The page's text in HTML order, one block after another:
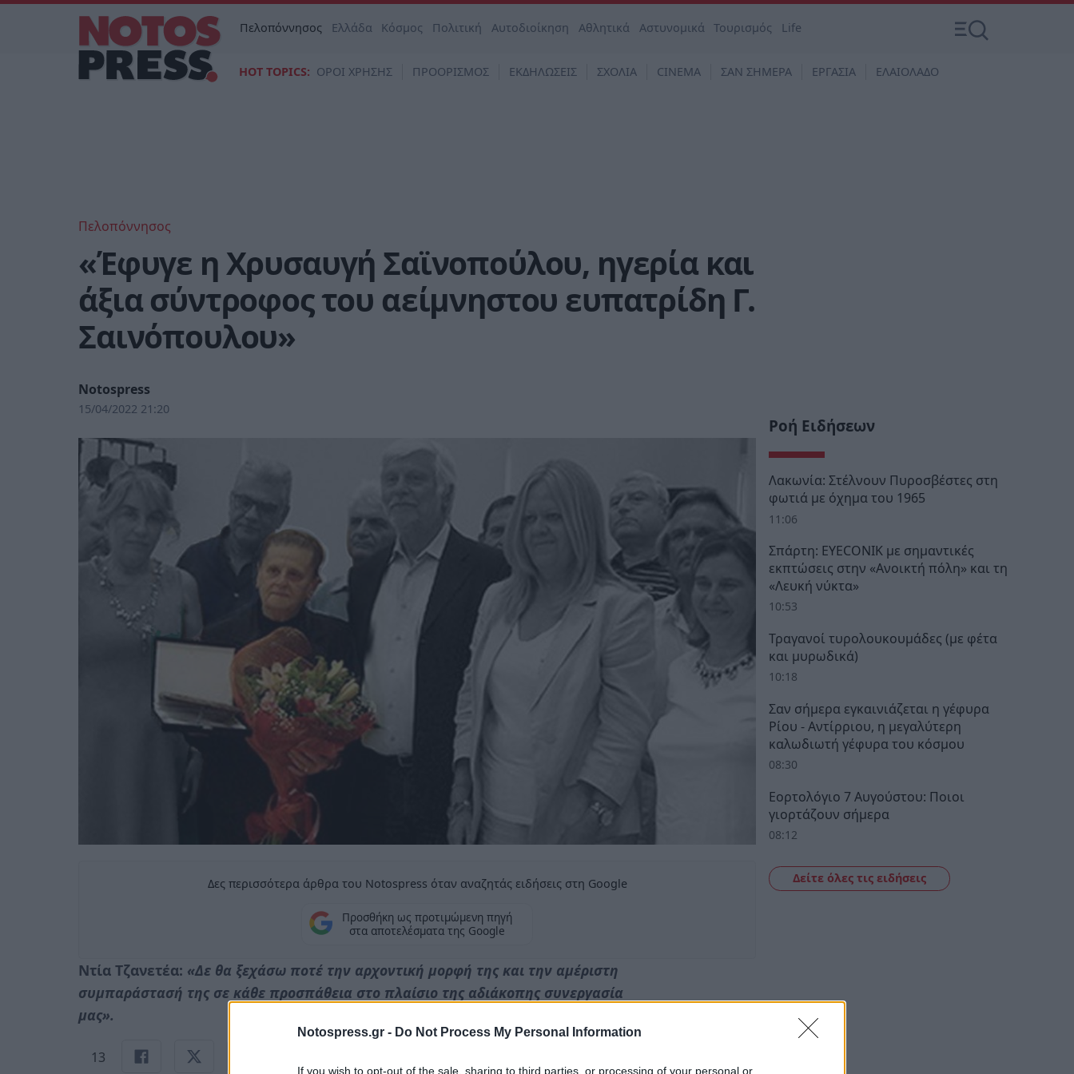
Notospress.gr - Do Not Process My Personal Information
If you wish to opt-out of the sale, sharing to third parties, or processing of your personal or
Πελοπόννησος Ελλάδα Κόσμος Πολιτική Αυτοδιοίκηση Αθλητικά Αστυνομικά Τουρισμός Life
HOT TOPICS: ΟΡΟΙ ΧΡΗΣΗΣ ΠΡΟΟΡΙΣΜΟΣ ΕΚΔΗΛΩΣΕΙΣ ΣΧΟΛΙΑ CINEMA ΣΑΝ ΣΗΜΕΡΑ ΕΡΓΑΣΙΑ ΕΛΑΙΟΛΑΔΟ
Πελοπόννησος
«Έφυγε η Χρυσαυγή Σαϊνοπούλου, ηγερία και
άξια σύντροφος του αείμνηστου ευπατρίδη Γ.
Σαινόπουλου»
Notospress
15/04/2022 21:20
Δες περισσότερα άρθρα του Notospress όταν αναζητάς ειδήσεις στη Google
Προσθήκη ως προτιμώμενη πηγή
στα αποτελέσματα της Google
Ντία Τζανετέα: «Δε θα ξεχάσω ποτέ την αρχοντική μορφή της και την αμέριστη
συμπαράστασή της σε κάθε προσπάθεια στο πλαίσιο της αδιάκοπης συνεργασία
μας».
13
Ροή Ειδήσεων
Λακωνία: Στέλνουν Πυροσβέστες στη
φωτιά με όχημα του 1965
11:06
Σπάρτη: EYECONIK με σημαντικές
εκπτώσεις στην «Ανοικτή πόλη» και τη
«Λευκή νύκτα»
10:53
Τραγανοί τυρολουκουμάδες (με φέτα
και μυρωδικά)
10:18
Σαν σήμερα εγκαινιάζεται η γέφυρα
Ρίου - Αντίρριου, η μεγαλύτερη
καλωδιωτή γέφυρα του κόσμου
08:30
Εορτολόγιο 7 Αυγούστου: Ποιοι
γιορτάζουν σήμερα
08:12
Δείτε όλες τις ειδήσεις